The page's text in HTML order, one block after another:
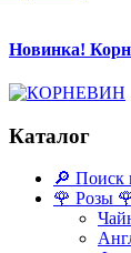
Новинка!
Каталог
🔎 Поиск
🌹 Розы